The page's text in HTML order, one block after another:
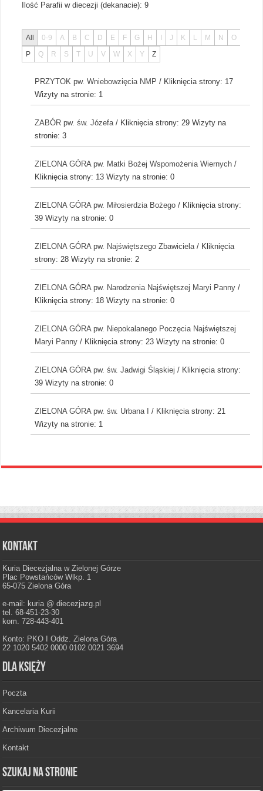
Ilość Parafii w diecezji (dekanacie):9
All 0-9 A B C D E F G H J K M N O
P Q R S T U V W X Y Z
PRZYTOK pw. Wniebowzięcia NMP / Kliknięcia strony: 17
Wizyty na stronie: 1
ZABÓR pw. św. Józefa / Kliknięcia strony: 29 Wizyty na
stronie: 3
ZIELONA GÓRA pw. Matki Bożej Wspomożenia Wiernych /
Kliknięcia strony: 13 Wizyty na stronie: 0
ZIELONA GÓRA pw. Miłosierdzia Bożego / Kliknięcia strony:
39 Wizyty na stronie: 0
ZIELONA GÓRA pw. Najświętszego Zbawiciela / Kliknięcia
strony: 28 Wizyty na stronie: 2
ZIELONA GÓRA pw. Narodzenia Najświętszej Maryi Panny /
Kliknięcia strony: 18 Wizyty na stronie: 0
ZIELONA GÓRA pw. Niepokalanego Poczęcia Najświętszej
Maryi Panny / Kliknięcia strony: 23 Wizyty na stronie: 0
ZIELONA GÓRA pw. św. Jadwigi Śląskiej / Kliknięcia strony:
39 Wizyty na stronie: 0
ZIELONA GÓRA pw. św. Urbana I / Kliknięcia strony: 21
Wizyty na stronie: 1
Kontakt
Kuria Diecezjalna w Zielonej Górze
Plac Powstańców Wlkp. 1
65-075 Zielona Góra
e-mail: kuria @ diecezjazg.pl
tel. 68-451-23-30
kom. 728-443-401
Konto: PKO I Oddz. Zielona Góra
22 1020 5402 0000 0102 0021 3694
Dla księży
Poczta
Kancelaria Kurii
Archiwum Diecezjalne
Kontakt
Szukaj na stronie